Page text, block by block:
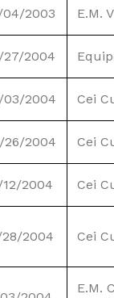
04/2003 E.M.
27/2004
03/2004 Cei
26/2004 Cei
2004 Cei
28/2004 Cei
E.M.